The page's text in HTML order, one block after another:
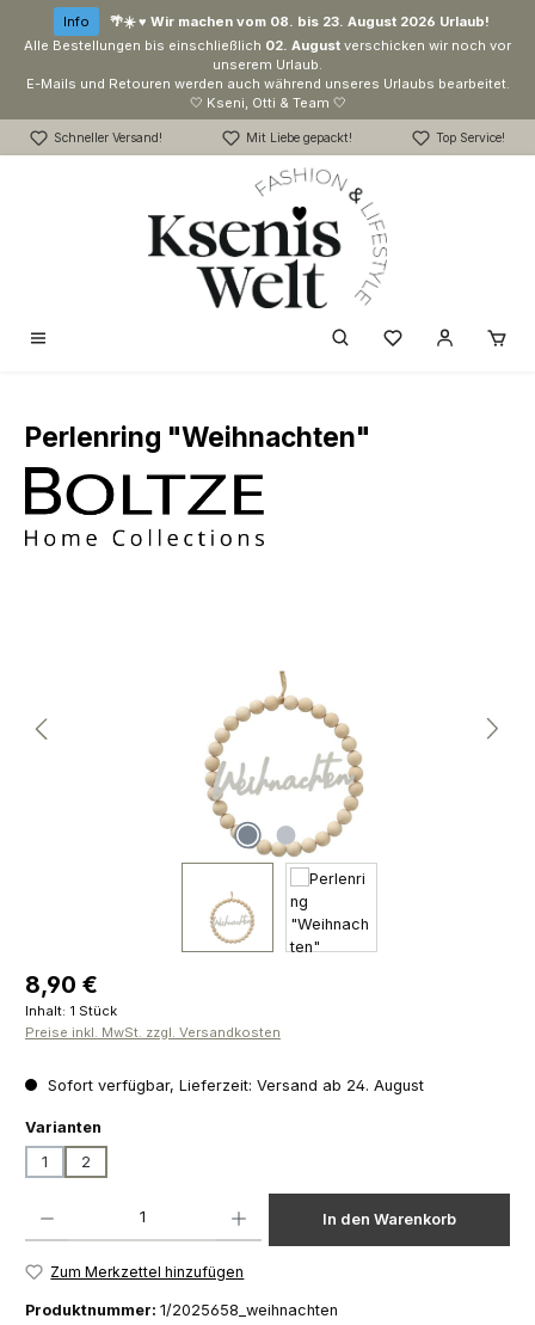
Zum Hauptinhalt springen
Info
🌴☀️ ♥ Wir machen vom 08. bis 23. August 2026 Urlaub!
Alle Bestellungen bis einschließlich 02. August verschicken wir noch vor
unserem Urlaub.
E-Mails und Retouren werden auch während unseres Urlaubs bearbeitet.
🤍 Kseni, Otti & Team 🤍
Schneller Versand! Mit Liebe gepackt! Top Service!
Du hast 0
Perlenring "Weihnachten"
Regulärer Preis:
8,90 €
Inhalt: 1 Stück
Preise inkl. MwSt. zzgl. Versandkosten
Sofort verfügbar, Lieferzeit: Versand ab 24. August
Varianten
1
2
In den Warenkorb
Zum Merkzettel hinzufügen
Produktnummer: 1/2025658_weihnachten